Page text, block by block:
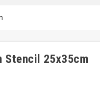
Stencil 25x35cm